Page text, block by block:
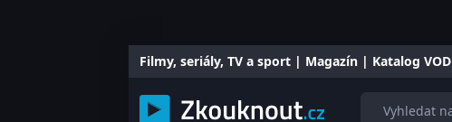
Filmy, seriály, TV a sport | Magazín | Katalog VOD